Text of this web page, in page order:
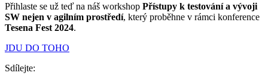
Přihlaste se už teď na náš workshop Přístupy k testování a vývoji
SW nejen v agilním prostředí, který proběhne v rámci konference
Tesena Fest 2024.
JDU DO TOHO
Sdílejte: